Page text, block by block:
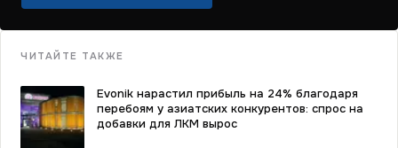
ЧИТАЙТЕ ТАКЖЕ
Evonik нарастил прибыль на 24% благодаря
перебоям у азиатских конкурентов: спрос на
добавки для ЛКМ вырос